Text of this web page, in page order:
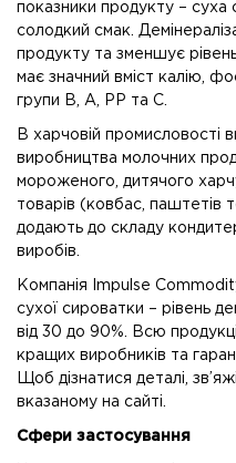
показники продукту – суха
солодкий смак.
продукту та зменшує
має значний вміст калію,
групи В, А, РР та С.
В харчовій промисловості
виробництва молочних
мороженого, дитячого
товарів (ковбас, паштетів
додають до складу
виробів.
Компанія Impulse
сухої сироватки – рівень
від 30 до 90%. Всю
кращих виробників та
Щоб дізнатися деталі,
вказаному на сайті.
Сфери застосування